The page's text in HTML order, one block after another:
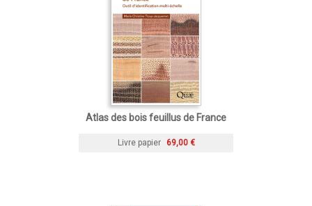
Atlas des bois feuillus de France
Livre papier 69,00 €